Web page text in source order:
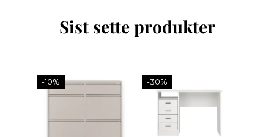
Sist sette produkter
-10% -30%